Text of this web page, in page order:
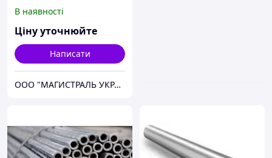
В наявності
Ціну уточнюйте
Написати
ООО "МАГИСТРАЛЬ УКРАИНА"